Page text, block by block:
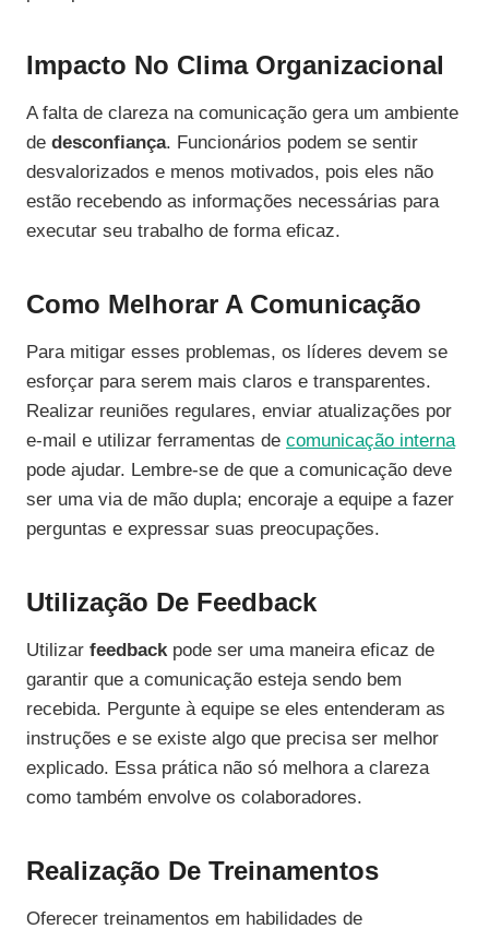
Impacto No Clima Organizacional
A falta de clareza na comunicação gera um ambiente
de desconfiança. Funcionários podem se sentir
desvalorizados e menos motivados, pois eles não
estão recebendo as informações necessárias para
executar seu trabalho de forma eficaz.
Como Melhorar A Comunicação
Para mitigar esses problemas, os líderes devem se
esforçar para serem mais claros e transparentes.
Realizar reuniões regulares, enviar atualizações por
e-mail e utilizar ferramentas de comunicação interna
pode ajudar. Lembre-se de que a comunicação deve
ser uma via de mão dupla; encoraje a equipe a fazer
perguntas e expressar suas preocupações.
Utilização De Feedback
Utilizar feedbackpode ser uma maneira eficaz de
garantir que a comunicação esteja sendo bem
recebida. Pergunte à equipe se eles entenderam as
instruções e se existe algo que precisa ser melhor
explicado. Essa prática não só melhora a clareza
como também envolve os colaboradores.
Realização De Treinamentos
Oferecer treinamentos em habilidades de